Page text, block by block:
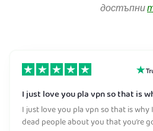
достъпни
I just love you pla vpn so that is
I just love you pla vpn so that is why
dead people about you that you’re